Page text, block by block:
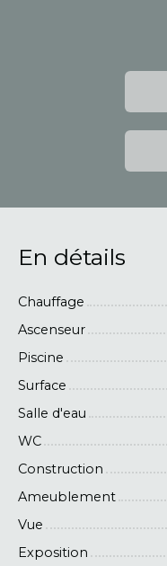
En détails
Chauffage
Ascenseur
Piscine
Surface
Salle d'eau
WC
Construction
Ameublement
Vue
Exposition